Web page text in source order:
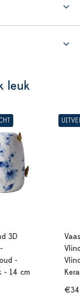
leuk
3D
-
- 14 cm